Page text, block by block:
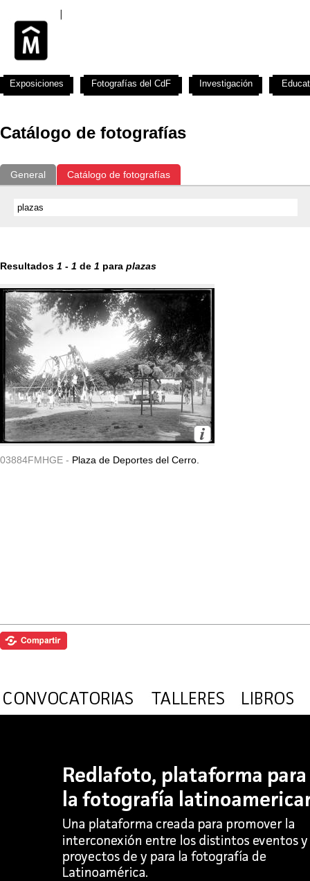
Catálogo de fotografías
General Catálogo de fotografías
Resultados 1 - 1 de 1 para plazas
03884FMHGE - Plaza de Deportes del Cerro.
Exposiciones Fotografías del CdF Investigación